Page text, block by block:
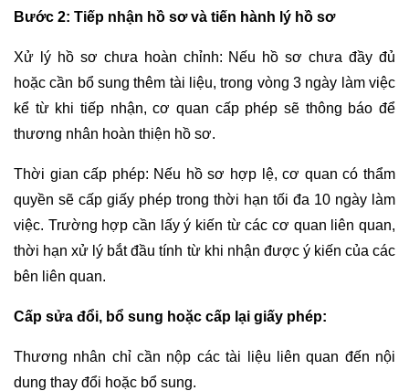
Bước 2: Tiếp nhận hồ sơ và tiến hành lý hồ sơ
Xử lý hồ sơ chưa hoàn chỉnh: Nếu hồ sơ chưa đầy đủ
hoặc cần bổ sung thêm tài liệu, trong vòng 3 ngày làm việc
kể từ khi tiếp nhận, cơ quan cấp phép sẽ thông báo để
thương nhân hoàn thiện hồ sơ.
Thời gian cấp phép: Nếu hồ sơ hợp lệ, cơ quan có thẩm
quyền sẽ cấp giấy phép trong thời hạn tối đa 10 ngày làm
việc. Trường hợp cần lấy ý kiến từ các cơ quan liên quan,
thời hạn xử lý bắt đầu tính từ khi nhận được ý kiến của các
bên liên quan.
Cấp sửa đổi, bổ sung hoặc cấp lại giấy phép:
Thương nhân chỉ cần nộp các tài liệu liên quan đến nội
dung thay đổi hoặc bổ sung.